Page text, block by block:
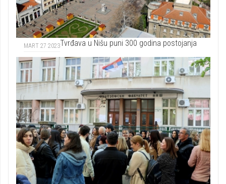
MART 27 2023Tvrđava u Nišu puni 300 godina postojanja